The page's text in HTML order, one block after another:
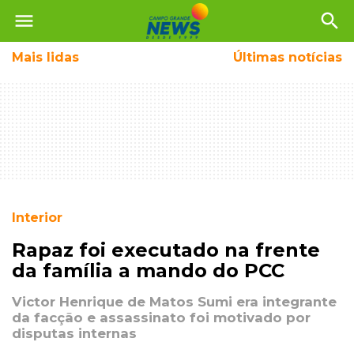
menu search
Mais lidas Últimas notícias
Interior
Rapaz foi executado na frente
da família a mando do PCC
Victor Henrique de Matos Sumi era integrante
da facção e assassinato foi motivado por
disputas internas